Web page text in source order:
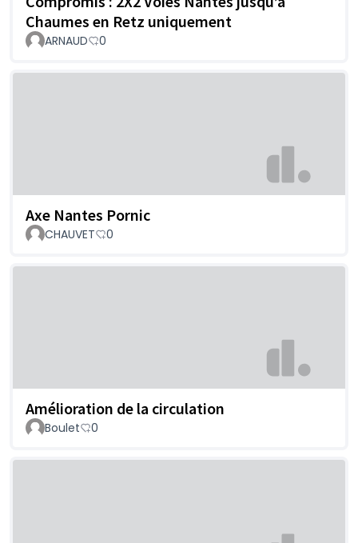
Chaumes en Retz uniquement
ARNAUD 0
Axe Nantes Pornic
CHAUVET 0
Amélioration de la circulation
Boulet 0